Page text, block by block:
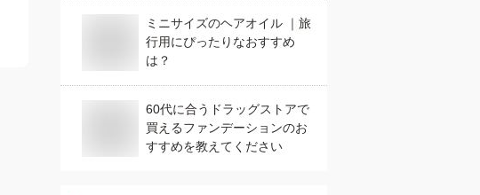
ミニサイズのヘアオイル ｜旅
行用にぴったりなおすすめ
は？
60代に合うドラッグストアで
買えるファンデーションのお
すすめを教えてください